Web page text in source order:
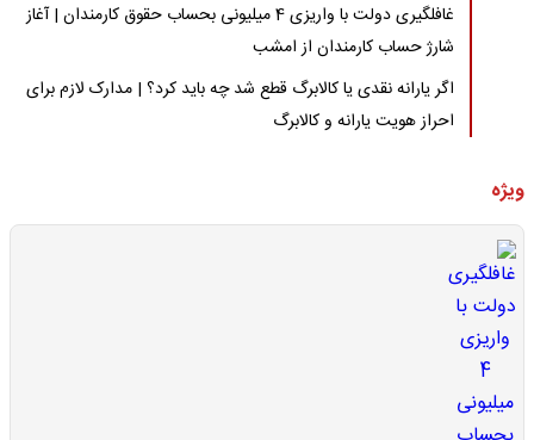
غافلگیری دولت با واریزی 4 میلیونی بحساب حقوق کارمندان | آغاز
شارژ حساب کارمندان از امشب
اگر یارانه نقدی یا کالابرگ قطع شد چه باید کرد؟ | مدارک لازم برای
احراز هویت یارانه و کالابرگ
ویژه